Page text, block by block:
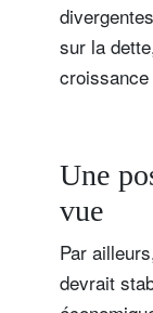
sur la
Une
vue
Par
devrait
S'inscrire
Civilité
Nom